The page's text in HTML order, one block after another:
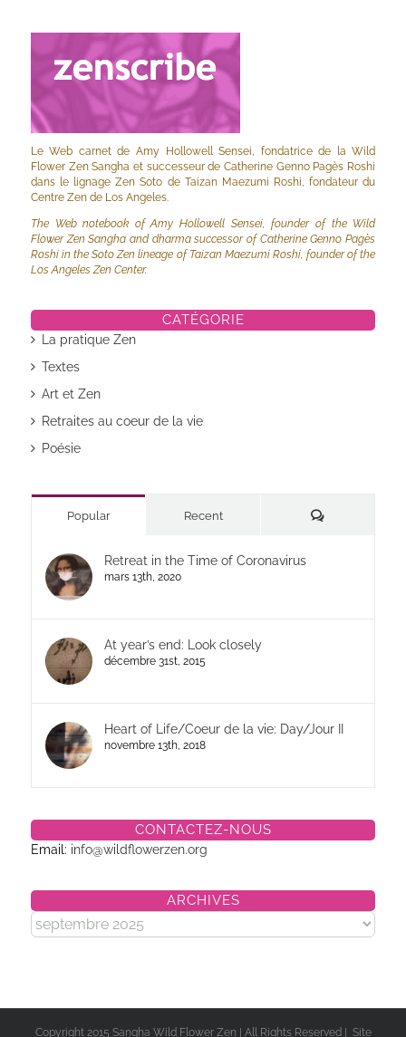
Le Web carnet de Amy Hollowell Sensei, fondatrice de la Wild
Flower Zen Sangha et successeur de Catherine Genno Pagès Roshi
dans le lignage Zen Soto de Taizan Maezumi Roshi, fondateur du
Centre Zen de Los Angeles.
The Web notebook of Amy Hollowell Sensei, founder of the Wild
Flower Zen Sangha and dharma successor of Catherine Genno Pagès
Roshi in the Soto Zen lineage of Taizan Maezumi Roshi, founder of the
Los Angeles Zen Center.
CATÉGORIE
La pratique Zen
Textes
Art et Zen
Retraites au coeur de la vie
Poésie
Popular Recent Commentaires
Retreat in the Time of Coronavirus
mars 13th, 2020
At year’s end: Look closely
décembre 31st, 2015
Heart of Life/Coeur de la vie: Day/Jour II
novembre 13th, 2018
CONTACTEZ-NOUS
Email: info@wildflowerzen.org
ARCHIVES
Archives
Copyright 2015 Sangha Wild Flower Zen | All Rights Reserved | Site